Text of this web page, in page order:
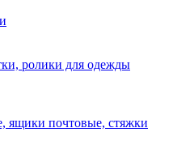
ролики для одежды
ящики почтовые, стяжки